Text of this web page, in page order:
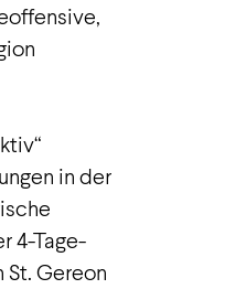
in der
4-Tage-
Gereon